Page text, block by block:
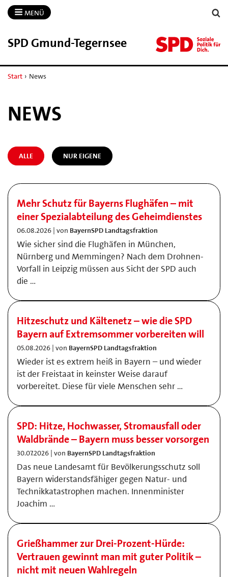
MENÜ
SPD Gmund-​Tegernsee
Start › News
NEWS
ALLE NUR EIGENE
Mehr Schutz für Bayerns Flughäfen – mit
einer Spezialabteilung des Geheimdienstes
06.08.2026 | von BayernSPD Landtagsfraktion
Wie sicher sind die Flughäfen in München,
Nürnberg und Memmingen? Nach dem Drohnen-
Vorfall in Leipzig müssen aus Sicht der SPD auch
die …
Hitzeschutz und Kältenetz – wie die SPD
Bayern auf Extremsommer vorbereiten will
05.08.2026 | von BayernSPD Landtagsfraktion
Wieder ist es extrem heiß in Bayern – und wieder
ist der Freistaat in keinster Weise darauf
vorbereitet. Diese für viele Menschen sehr …
SPD: Hitze, Hochwasser, Stromausfall oder
Waldbrände – Bayern muss besser vorsorgen
30.07.2026 | von BayernSPD Landtagsfraktion
Das neue Landesamt für Bevölkerungsschutz soll
Bayern widerstandsfähiger gegen Natur- und
Technikkatastrophen machen. Innenminister
Joachim …
Grießhammer zur Drei-Prozent-Hürde:
Vertrauen gewinnt man mit guter Politik –
nicht mit neuen Wahlregeln